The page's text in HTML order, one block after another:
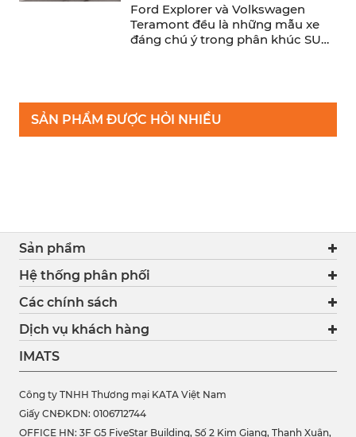
Ford Explorer và Volkswagen
Teramont đều là những mẫu xe
đáng chú ý trong phân khúc SUV
SẢN PHẨM ĐƯỢC HỎI NHIỀU
Sản phẩm
Hệ thống phân phối
Các chính sách
Dịch vụ khách hàng
IMATS
Công ty TNHH Thương mại KATA Việt Nam
Giấy CNĐKDN: 0106712744
OFFICE HN: 3F G5 FiveStar Building, Số 2 Kim Giang, Thanh Xuân,